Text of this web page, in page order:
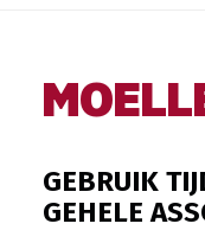
GEBRUIK
GEHELE